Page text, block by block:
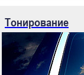
Тонирование